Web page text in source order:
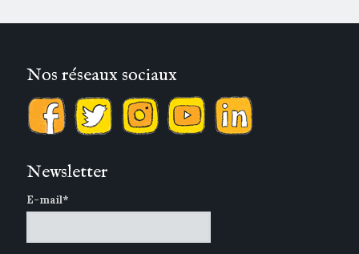
Nos réseaux sociaux
Newsletter
E-mail*